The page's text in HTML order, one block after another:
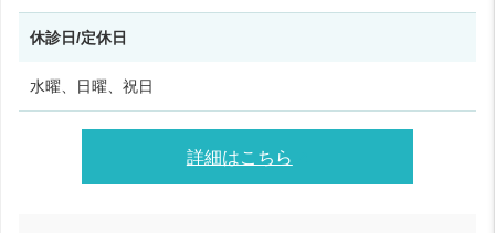
休診日/定休日
水曜、日曜、祝日
詳細はこちら